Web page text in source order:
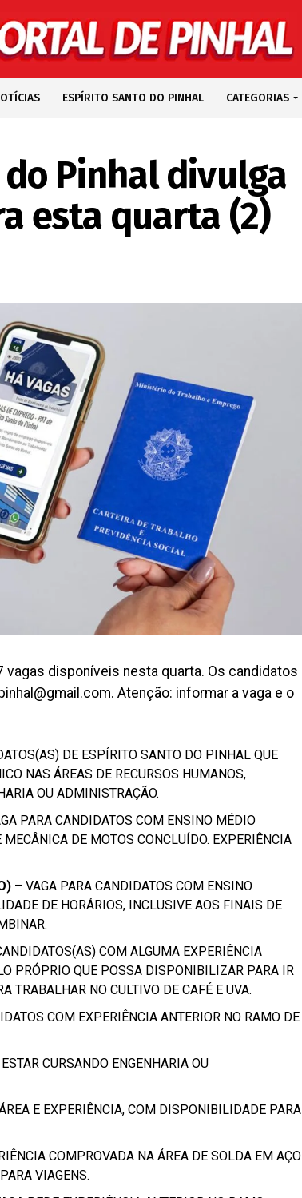
ESPÍRITO SANTO DO PINHAL CATEGORIAS
do Pinhal divulga
esta quarta (2)
vagas disponíveis nesta quarta. Os candidatos
Atenção: informar a vaga e o
DE ESPÍRITO SANTO DO PINHAL QUE
NAS ÁREAS DE RECURSOS HUMANOS,
OU ADMINISTRAÇÃO.
PARA CANDIDATOS COM ENSINO MÉDIO
DE MOTOS CONCLUÍDO. EXPERIÊNCIA
– VAGA PARA CANDIDATOS COM ENSINO
DE HORÁRIOS, INCLUSIVE AOS FINAIS DE
COM ALGUMA EXPERIÊNCIA
PRÓPRIO QUE POSSA DISPONIBILIZAR PARA IR
TRABALHAR NO CULTIVO DE CAFÉ E UVA.
COM EXPERIÊNCIA ANTERIOR NO RAMO DE
CURSANDO ENGENHARIA OU
E EXPERIÊNCIA, COM DISPONIBILIDADE PARA
COMPROVADA NA ÁREA DE SOLDA EM AÇO
VIAGENS.